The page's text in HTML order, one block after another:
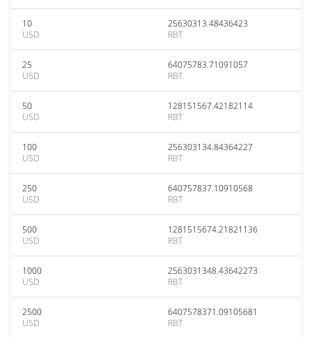
10
USD
25630313.48436423
RBT
25
USD
64075783.71091057
RBT
50
USD
128151567.42182114
RBT
100
USD
256303134.84364227
RBT
250
USD
640757837.10910568
RBT
500
USD
1281515674.21821136
RBT
1000
USD
2563031348.43642273
RBT
2500
USD
6407578371.09105681
RBT